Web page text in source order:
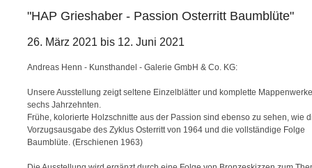
"HAP Grieshaber - Passion Osterritt Baumblüte"
26. März 2021 bis 12. Juni 2021
Andreas Henn - Kunsthandel - Galerie GmbH & Co. KG:
Unsere Ausstellung zeigt seltene Einzelblätter und komplette
sechs Jahrzehnten.
Frühe, kolorierte Holzschnitte aus der Passion sind ebenso zu sehen, wie
Vorzugsausgabe des Zyklus Osterritt von 1964 und die vollständige Folge
Baumblüte. (Erschienen 1963)